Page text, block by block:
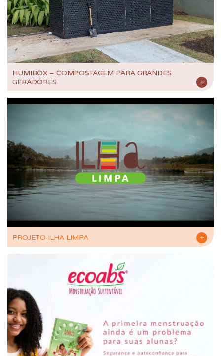
HUMIBOX – COMPOSTAGEM PARA GRANDES
GERADORES
+
PROJETO ILHA LIMPA +